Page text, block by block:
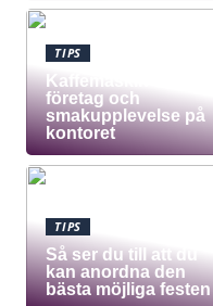
TIPS
Kaffemaskin för
företag och
smakupplevelse på
kontoret
TIPS
Så ser du till att du
kan anordna den
bästa möjliga festen